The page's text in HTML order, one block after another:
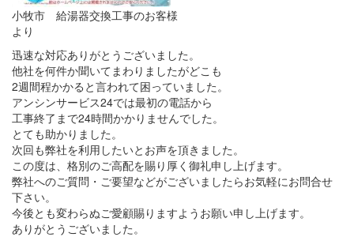
小牧市 給湯器交換工事のお客様
より
迅速な対応ありがとうございました。
他社を何件か聞いてまわりましたがどこも
2週間程かかると言われて困っていました。
アンシンサービス24では最初の電話から
工事終了まで24時間かかりませんでした。
とても助かりました。
次回も弊社を利用したいとお声を頂きました。
この度は、格別のご高配を賜り厚く御礼申し上げます。
弊社へのご質問・ご要望などがございましたらお気軽にお問合せ
下さい。
今後とも変わらぬご愛顧賜りますようお願い申し上げます。
ありがとうございました。